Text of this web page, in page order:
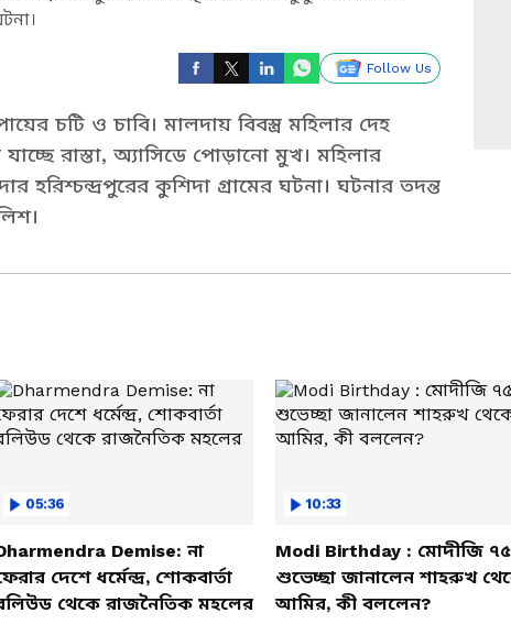
Follow Us
চটি ও চাবি। মালদায় বিবস্ত্র মহিলার দেহ
যাচ্ছে রাস্তা, অ্যাসিডে পোড়ানো মুখ। মহিলার
হরিশ্চন্দ্রপুরের কুশিদা গ্রামের ঘটনা। ঘটনার তদন্ত
05:36
Demise: না
দেশে ধর্মেন্দ্র, শোকবার্তা
থেকে রাজনৈতিক মহলের
10:33
Modi Birthday : মোদীজি
শুভেচ্ছা জানালেন শাহরুখ
আমির, কী বললেন?